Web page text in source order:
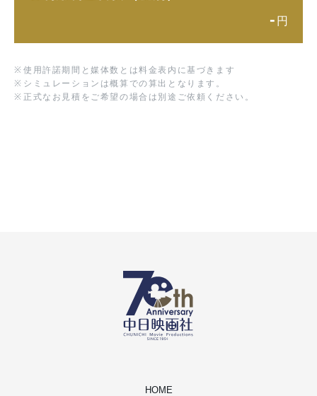
- 円
※ 使用許諾期間と媒体数とは料金表内に基づきます
※ シミュレーションは概算での算出となります。
※ 正式なお見積をご希望の場合は別途ご依頼ください。
HOME